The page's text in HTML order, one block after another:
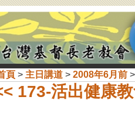
頁> 主日講道> 2008年6月前>
173-活出健康